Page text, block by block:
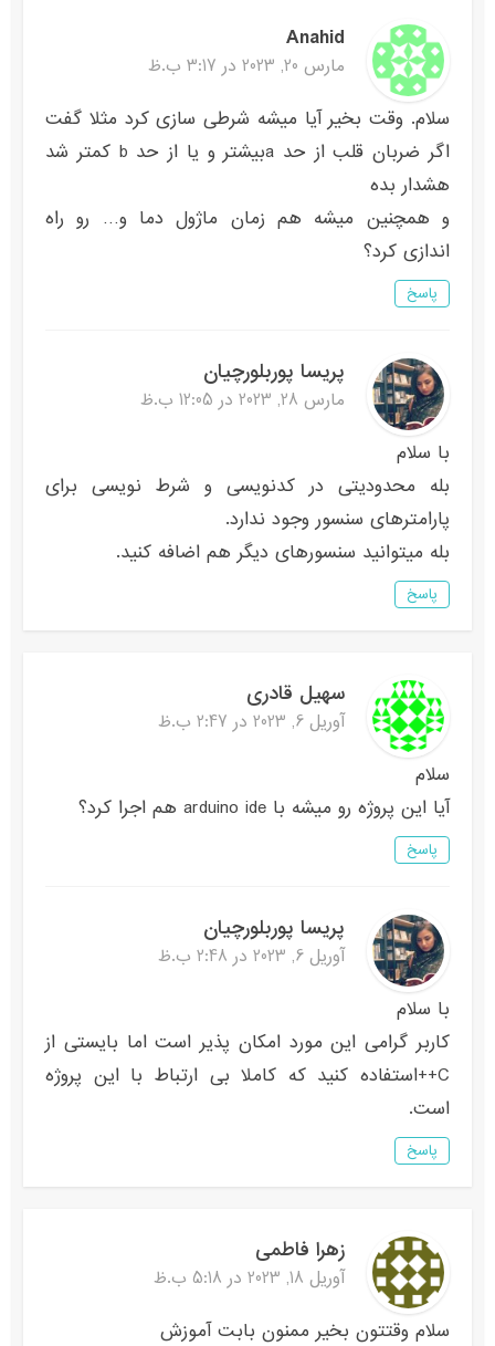
Anahid
مارس 20, 2023 در 3:17 ب.ظ
سلام. وقت بخیر آیا میشه شرطی سازی کرد مثلا گفت
اگر ضربان قلب از حد aبیشتر و یا از حد b کمتر شد
هشدار بده
و همچنین میشه هم زمان ماژول دما و… رو راه
اندازی کرد؟
پاسخ
پریسا پوربلورچیان
مارس 28, 2023 در 12:05 ب.ظ
با سلام
بله محدودیتی در کدنویسی و شرط نویسی برای
پارامترهای سنسور وجود ندارد.
بله میتوانید سنسورهای دیگر هم اضافه کنید.
پاسخ
سهیل قادری
آوریل 6, 2023 در 2:47 ب.ظ
سلام
آیا این پروژه رو میشه با arduino ide هم اجرا کرد؟
پاسخ
پریسا پوربلورچیان
آوریل 6, 2023 در 2:48 ب.ظ
با سلام
کاربر گرامی این مورد امکان پذیر است اما بایستی از
C++استفاده کنید که کاملا بی ارتباط با این پروژه
است.
پاسخ
زهرا فاطمی
آوریل 18, 2023 در 5:18 ب.ظ
سلام وقتتون بخیر ممنون بابت آموزش